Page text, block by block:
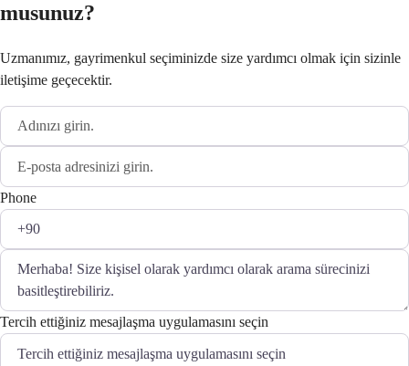
musunuz?
Uzmanımız, gayrimenkul seçiminizde size yardımcı olmak için sizinle
iletişime geçecektir.
Phone
Tercih ettiğiniz mesajlaşma uygulamasını seçin